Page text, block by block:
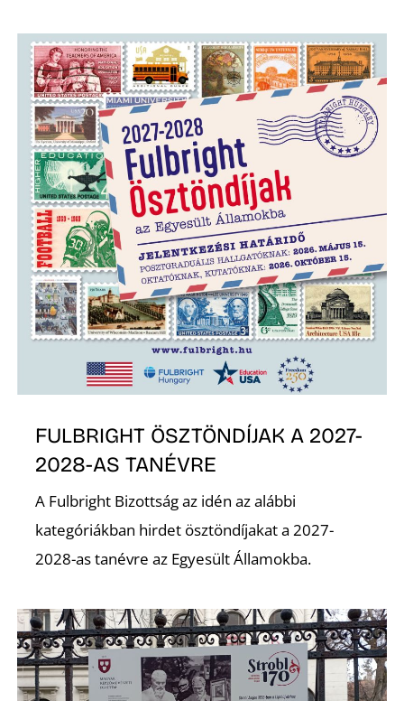
FULBRIGHT ÖSZTÖNDÍJAK A 2027-
2028-AS TANÉVRE
A Fulbright Bizottság az idén az alábbi
kategóriákban hirdet ösztöndíjakat a 2027-
2028-as tanévre az Egyesült Államokba.